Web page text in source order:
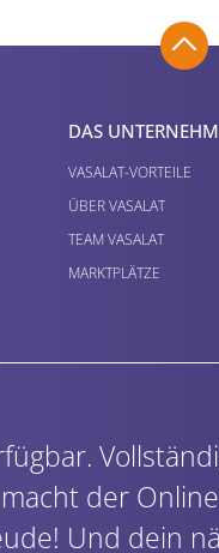
DAS
VASALAT-VORTEILE
ÜBER VASALAT
TEAM VASALAT
MARKTPLÄTZE
der
Und dein